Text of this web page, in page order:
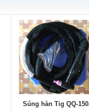
Súng hàn Tig QQ-